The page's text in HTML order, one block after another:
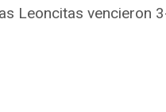
Leoncitas vencieron